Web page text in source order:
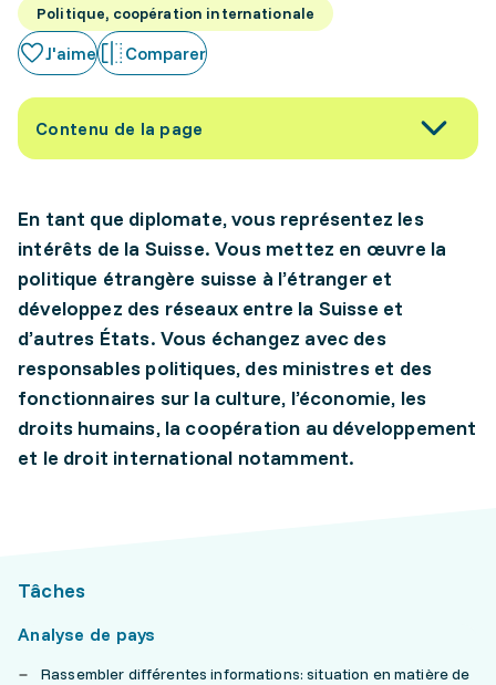
Politique, coopération internationale
J'aime Comparer
Contenu de la page
En tant que diplomate, vous représentez les
intérêts de la Suisse. Vous mettez en œuvre la
politique étrangère suisse à l’étranger et
développez des réseaux entre la Suisse et
d’autres États. Vous échangez avec des
responsables politiques, des ministres et des
fonctionnaires sur la culture, l’économie, les
droits humains, la coopération au développement
et le droit international notamment.
Tâches
Analyse de pays
Rassembler différentes informations: situation en matière de